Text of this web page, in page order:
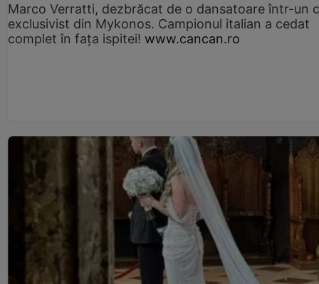
Marco Verratti, dezbrăcat de o dansatoare într-un
exclusivist din Mykonos. Campionul italian a cedat
complet în fața ispitei! www.cancan.ro